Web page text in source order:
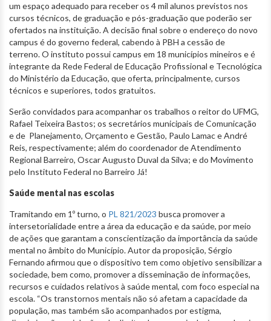
um espaço adequado para receber os 4 mil alunos previstos nos
cursos técnicos, de graduação e pós-graduação que poderão ser
ofertados na instituição. A decisão final sobre o endereço do novo
campus é do governo federal, cabendo à PBH a cessão de
terreno. O instituto possui campus em 18 municípios mineiros e é
integrante da Rede Federal de Educação Profissional e Tecnológica
do Ministério da Educação, que oferta, principalmente, cursos
técnicos e superiores, todos gratuitos.
Serão convidados para acompanhar os trabalhos o reitor do UFMG,
Rafael Teixeira Bastos; os secretários municipais de Comunicação
e de Planejamento, Orçamento e Gestão, Paulo Lamac e André
Reis, respectivamente; além do coordenador de Atendimento
Regional Barreiro, Oscar Augusto Duval da Silva; e do Movimento
pelo Instituto Federal no Barreiro Já!
Saúde mental nas escolas
Tramitando em 1º turno, o PL 821/2023 busca promover a
intersetorialidade entre a área da educação e da saúde, por meio
de ações que garantam a conscientização da importância da saúde
mental no âmbito do Município. Autor da proposição, Sérgio
Fernando afirmou que o dispositivo tem como objetivo sensibilizar a
sociedade, bem como, promover a disseminação de informações,
recursos e cuidados relativos à saúde mental, com foco especial na
escola. “Os transtornos mentais não só afetam a capacidade da
população, mas também são acompanhados por estigma,